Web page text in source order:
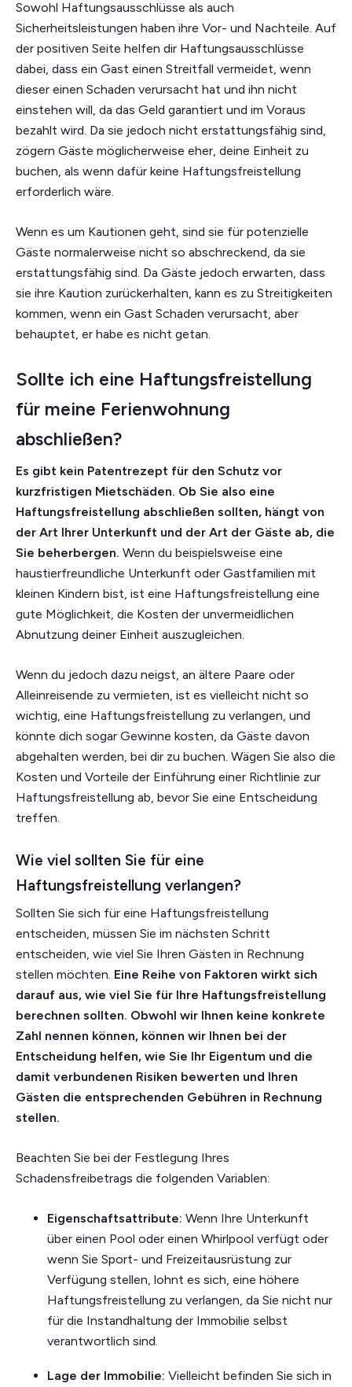
Sowohl Haftungsausschlüsse als auch
Sicherheitsleistungen haben ihre Vor- und Nachteile. Auf
der positiven Seite helfen dir Haftungsausschlüsse
dabei, dass ein Gast einen Streitfall vermeidet, wenn
dieser einen Schaden verursacht hat und ihn nicht
einstehen will, da das Geld garantiert und im Voraus
bezahlt wird. Da sie jedoch nicht erstattungsfähig sind,
zögern Gäste möglicherweise eher, deine Einheit zu
buchen, als wenn dafür keine Haftungsfreistellung
erforderlich wäre.
Wenn es um Kautionen geht, sind sie für potenzielle
Gäste normalerweise nicht so abschreckend, da sie
erstattungsfähig sind. Da Gäste jedoch erwarten, dass
sie ihre Kaution zurückerhalten, kann es zu Streitigkeiten
kommen, wenn ein Gast Schaden verursacht, aber
behauptet, er habe es nicht getan.
Sollte ich eine Haftungsfreistellung
für meine Ferienwohnung
abschließen?
Es gibt kein Patentrezept für den Schutz vor
kurzfristigen Mietschäden. Ob Sie also eine
Haftungsfreistellung abschließen sollten, hängt von
der Art Ihrer Unterkunft und der Art der Gäste ab, die
Sie beherbergen. Wenn du beispielsweise eine
haustierfreundliche Unterkunft oder Gastfamilien mit
kleinen Kindern bist, ist eine Haftungsfreistellung eine
gute Möglichkeit, die Kosten der unvermeidlichen
Abnutzung deiner Einheit auszugleichen.
Wenn du jedoch dazu neigst, an ältere Paare oder
Alleinreisende zu vermieten, ist es vielleicht nicht so
wichtig, eine Haftungsfreistellung zu verlangen, und
könnte dich sogar Gewinne kosten, da Gäste davon
abgehalten werden, bei dir zu buchen. Wägen Sie also die
Kosten und Vorteile der Einführung einer Richtlinie zur
Haftungsfreistellung ab, bevor Sie eine Entscheidung
treffen.
Wie viel sollten Sie für eine
Haftungsfreistellung verlangen?
Sollten Sie sich für eine Haftungsfreistellung
entscheiden, müssen Sie im nächsten Schritt
entscheiden, wie viel Sie Ihren Gästen in Rechnung
stellen möchten. Eine Reihe von Faktoren wirkt sich
darauf aus, wie viel Sie für Ihre Haftungsfreistellung
berechnen sollten. Obwohl wir Ihnen keine konkrete
Zahl nennen können, können wir Ihnen bei der
Entscheidung helfen, wie Sie Ihr Eigentum und die
damit verbundenen Risiken bewerten und Ihren
Gästen die entsprechenden Gebühren in Rechnung
stellen.
Beachten Sie bei der Festlegung Ihres
Schadensfreibetrags die folgenden Variablen:
Eigenschaftsattribute: Wenn Ihre Unterkunft
über einen Pool oder einen Whirlpool verfügt oder
wenn Sie Sport- und Freizeitausrüstung zur
Verfügung stellen, lohnt es sich, eine höhere
Haftungsfreistellung zu verlangen, da Sie nicht nur
für die Instandhaltung der Immobilie selbst
verantwortlich sind.
Lage der Immobilie: Vielleicht befinden Sie sich in